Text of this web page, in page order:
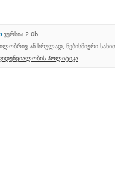
ვერსია 2.0b
ან სრულად, ნებისმიერი
პოლიტიკა